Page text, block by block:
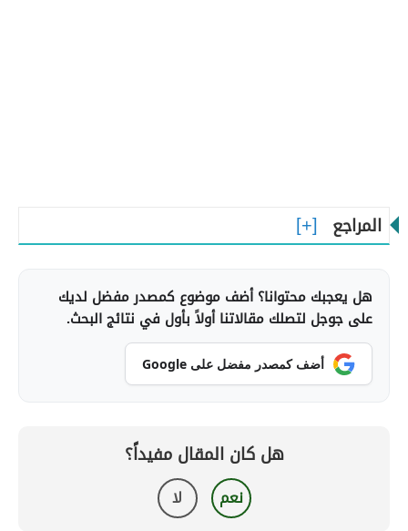
المراجع
هل يعجبك محتوانا؟ أضف موضوع كمصدر مفضل لديك
على جوجل لتصلك مقالاتنا أولاً بأول في نتائج البحث.
أضف كمصدر مفضل على Google
هل كان المقال مفيداً؟
نعم لا